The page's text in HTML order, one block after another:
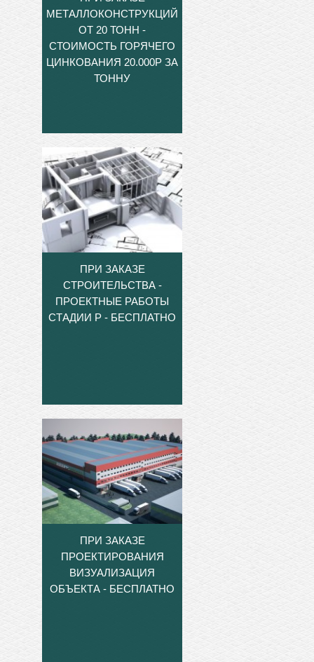
МЕТАЛЛОКОНСТРУКЦИЙ
ОТ 20 ТОНН -
СТОИМОСТЬ ГОРЯЧЕГО
ЦИНКОВАНИЯ 20.000Р ЗА
ТОННУ
ПРИ ЗАКАЗЕ
СТРОИТЕЛЬСТВА -
ПРОЕКТНЫЕ РАБОТЫ
СТАДИИ Р - БЕСПЛАТНО
ПРИ ЗАКАЗЕ
ПРОЕКТИРОВАНИЯ
ВИЗУАЛИЗАЦИЯ
ОБЪЕКТА - БЕСПЛАТНО